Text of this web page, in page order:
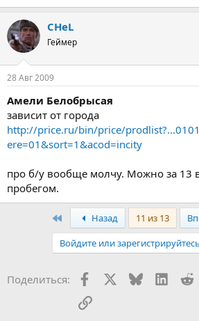
CHeL
Геймер
28 Авг 2009
Амели Белобрысая
зависит от города
http://price.ru/bin/price/
ere=01&sort=1&acod=incity
про б/у вообще молчу. Можно за 13
пробегом.
Назад 11 из 13
Войдите или
Поделиться: FacebookX (Twitter)
Bluesky
Ссылка